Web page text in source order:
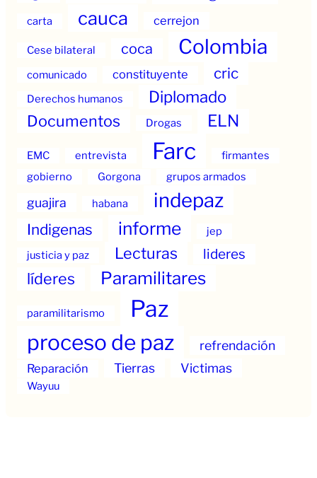
carta cauca cerrejon
Cese bilateral coca Colombia
comunicado constituyente cric
Derechos humanos Diplomado
Documentos Drogas ELN
EMC entrevista Farc
firmantes
gobierno
Gorgona grupos armados
guajira habana indepaz
Indigenas informe
jep
justicia y paz
Lecturas lideres
líderes Paramilitares
paramilitarismo Paz
proceso de paz refrendación
Reparación Tierras Victimas
Wayuu